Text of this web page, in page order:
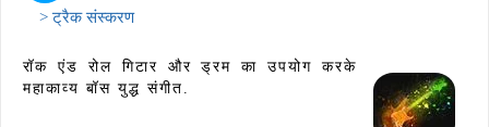
> ट्रैक संस्करण
रॉक एंड रोल गिटार और ड्रम का उपयोग करके
महाकाव्य बॉस युद्ध संगीत.